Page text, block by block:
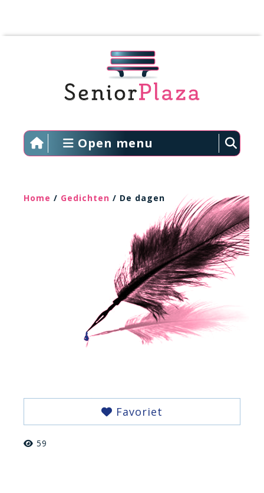
Open menu
Home / Gedichten / De dagen
Favoriet
59